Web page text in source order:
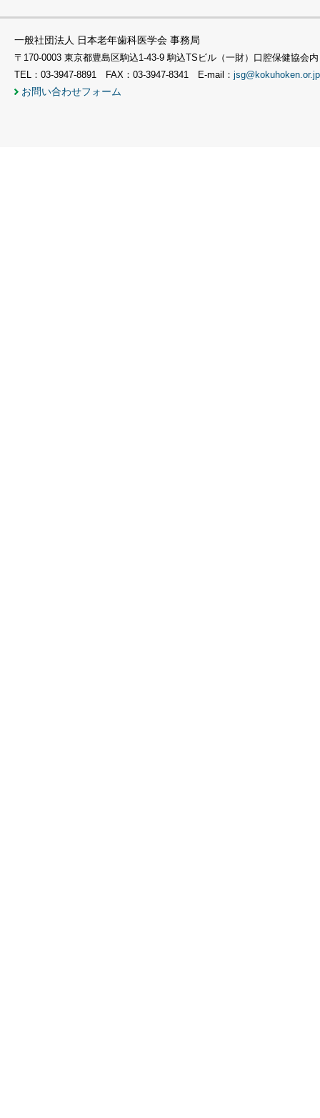
一般社団法人 日本老年歯科医学会 事務局
〒170-0003 東京都豊島区駒込1-43-9 駒込TSビル（一財）口腔保健協会内
TEL：03-3947-8891 FAX：03-3947-8341 E-mail： jsg@kokuhoken.or.jp
お問い合わせフォーム